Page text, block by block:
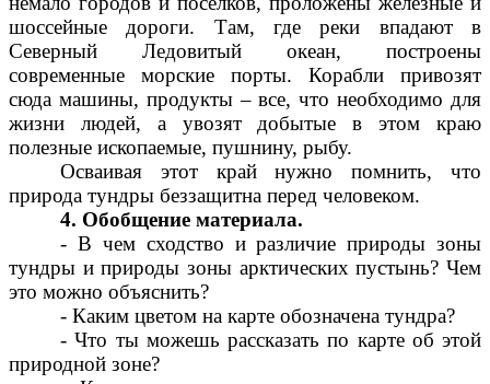
шоссейные дороги. Там, где реки впадают в
Северный Ледовитый океан, построены
современные морские порты. Корабли привозят
сюда машины, продукты – все, что необходимо для
жизни людей, а увозят добытые в этом краю
полезные ископаемые, пушнину, рыбу.
Осваивая этот край нужно помнить, что
природа тундры беззащитна перед человеком.
4. Обобщение материала.
- В чем сходство и различие природы зоны
тундры и природы зоны арктических пустынь? Чем
это можно объяснить?
- Каким цветом на карте обозначена тундра?
- Что ты можешь рассказать по карте об этой
природной зоне?